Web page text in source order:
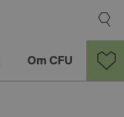
Om CFU